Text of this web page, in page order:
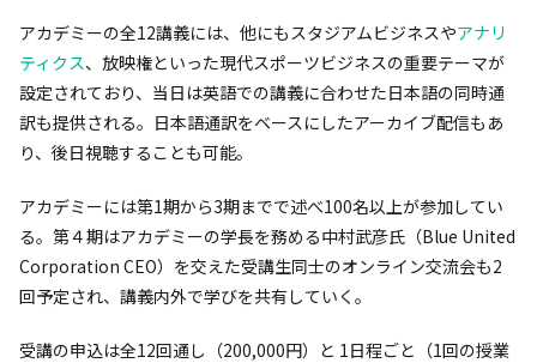
アカデミーの全12講義には、他にもスタジアムビジネスやアナリ
ティクス、放映権といった現代スポーツビジネスの重要テーマが
設定されており、当日は英語での講義に合わせた日本語の同時通
訳も提供される。日本語通訳をベースにしたアーカイブ配信もあ
り、後日視聴することも可能。
アカデミーには第1期から3期までで述べ100名以上が参加してい
る。第４期はアカデミーの学長を務める中村武彦氏（Blue United
Corporation CEO）を交えた受講生同士のオンライン交流会も2
回予定され、講義内外で学びを共有していく。
受講の申込は全12回通し（200,000円）と 1日程ごと（1回の授業